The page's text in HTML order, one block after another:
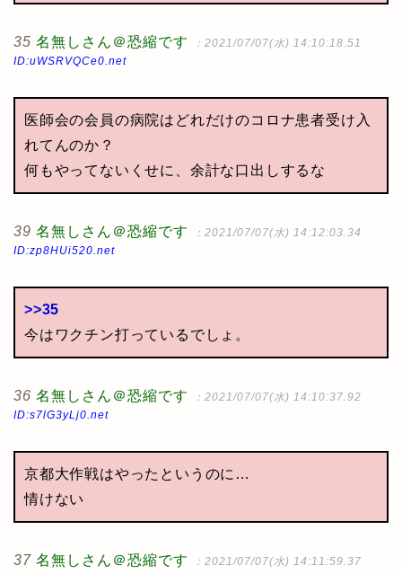
35 名無しさん＠恐縮です
：2021/07/07(水) 14:10:18.51
ID:uWSRVQCe0.net
医師会の会員の病院はどれだけのコロナ患者受け入
れてんのか？
何もやってないくせに、余計な口出しするな
39 名無しさん＠恐縮です
：2021/07/07(水) 14:12:03.34
ID:zp8HUi520.net
>>35
今はワクチン打っているでしょ。
36 名無しさん＠恐縮です
：2021/07/07(水) 14:10:37.92
ID:s7lG3yLj0.net
京都大作戦はやったというのに…
情けない
37 名無しさん＠恐縮です
：2021/07/07(水) 14:11:59.37